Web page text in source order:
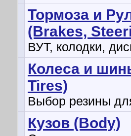
Тормоза и
(Brakes,
ВУТ, колодки,
Колеса и
Tires)
Выбор резины
Кузов (Body)